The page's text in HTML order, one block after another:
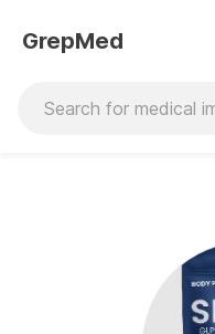
GrepMed